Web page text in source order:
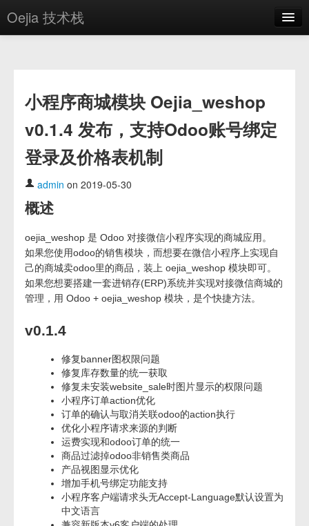
Oejia 技术栈
方案
OE学院
分享
关于
编辑器
登录
小程序商城模块 Oejia_weshop
v0.1.4 发布，支持Odoo账号绑定
登录及价格表机制
admin on 2019-05-30
概述
oejia_weshop 是 Odoo 对接微信小程序实现的商城应用。
如果您使用odoo的销售模块，而想要在微信小程序上实现自
己的商城卖odoo里的商品，装上 oejia_weshop 模块即可。
如果您想要搭建一套进销存(ERP)系统并实现对接微信商城的
管理，用 Odoo + oejia_weshop 模块，是个快捷方法。
v0.1.4
修复banner图权限问题
修复库存数量的统一获取
修复未安装website_sale时图片显示的权限问题
小程序订单action优化
订单的确认与取消关联odoo的action执行
优化小程序请求来源的判断
运费实现和odoo订单的统一
商品过滤掉odoo非销售类商品
产品视图显示优化
增加手机号绑定功能支持
小程序客户端请求头无Accept-Language默认设置为
中文语言